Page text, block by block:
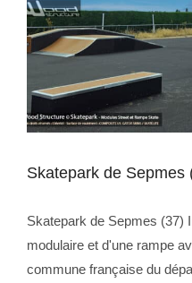
Skatepark de Sepmes
Skatepark de Sepmes (37)
modulaire et d'une rampe
commune française du